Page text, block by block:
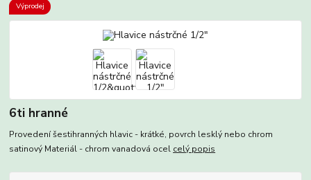
Výprodej
6ti hranné
Provedení šestihranných hlavic - krátké, povrch lesklý nebo chrom
satinový Materiál - chrom vanadová ocel celý popis